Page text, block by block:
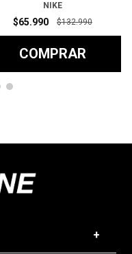
NIKE
$65.990 $132.990
COMPRAR
+